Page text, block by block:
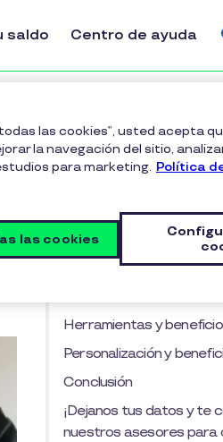
saldo Centro de ayuda
para el éxito de tu empresa
Tabla de contenido
¿Por qué importa
satisfacción?
Impacto en la cultura y
Herramientas y
Personalización y
Conclusión
¡Dejanos tus datos y te
nuestros asesores
las cookies”, usted acepta
la navegación del sitio,
para marketing. Política
las cookies